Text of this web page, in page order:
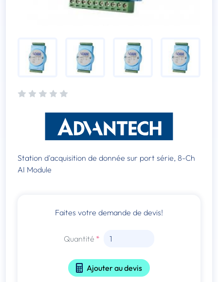
Station d'acquisition de donnée sur port série, 8-Ch
AI Module
Faites votre demande de devis!
Quantité
Ajouter au devis